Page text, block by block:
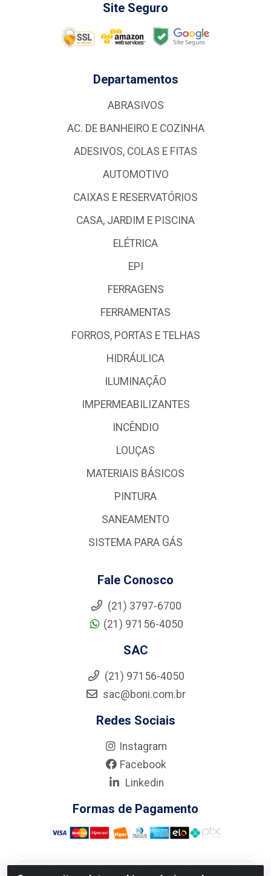
Site Seguro
Departamentos
ABRASIVOS
AC. DE BANHEIRO E COZINHA
ADESIVOS, COLAS E FITAS
AUTOMOTIVO
CAIXAS E RESERVATÓRIOS
CASA, JARDIM E PISCINA
ELÉTRICA
EPI
FERRAGENS
FERRAMENTAS
FORROS, PORTAS E TELHAS
HIDRÁULICA
ILUMINAÇÃO
IMPERMEABILIZANTES
INCÊNDIO
LOUÇAS
MATERIAIS BÁSICOS
PINTURA
SANEAMENTO
SISTEMA PARA GÁS
Fale Conosco
(21) 3797-6700
(21) 97156-4050
SAC
(21) 97156-4050
sac@boni.com.br
Redes Sociais
Instagram
Facebook
Linkedin
Formas de Pagamento